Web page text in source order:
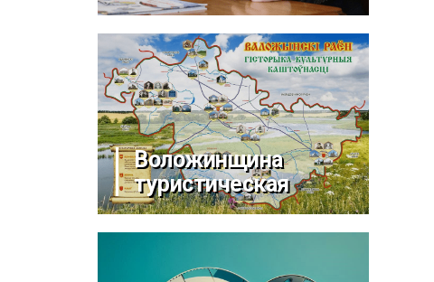
Воложинщина
туристическая